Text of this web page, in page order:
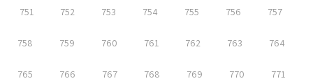
751 752 753 754 755 756 757
758 759 760 761 762 763 764
765 766 767 768 769 770 771